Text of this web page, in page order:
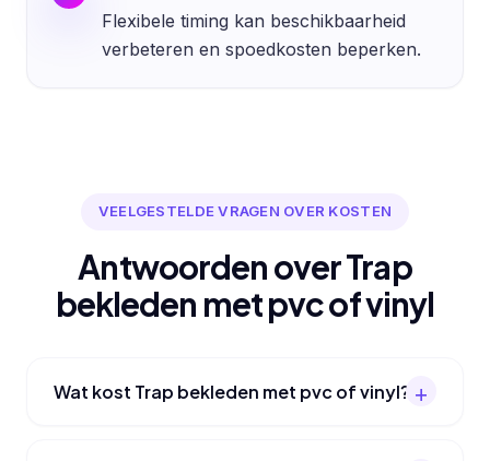
Flexibele timing kan beschikbaarheid
verbeteren en spoedkosten beperken.
VEELGESTELDE VRAGEN OVER KOSTEN
Antwoorden over Trap
bekleden met pvc of vinyl
Wat kost Trap bekleden met pvc of vinyl?